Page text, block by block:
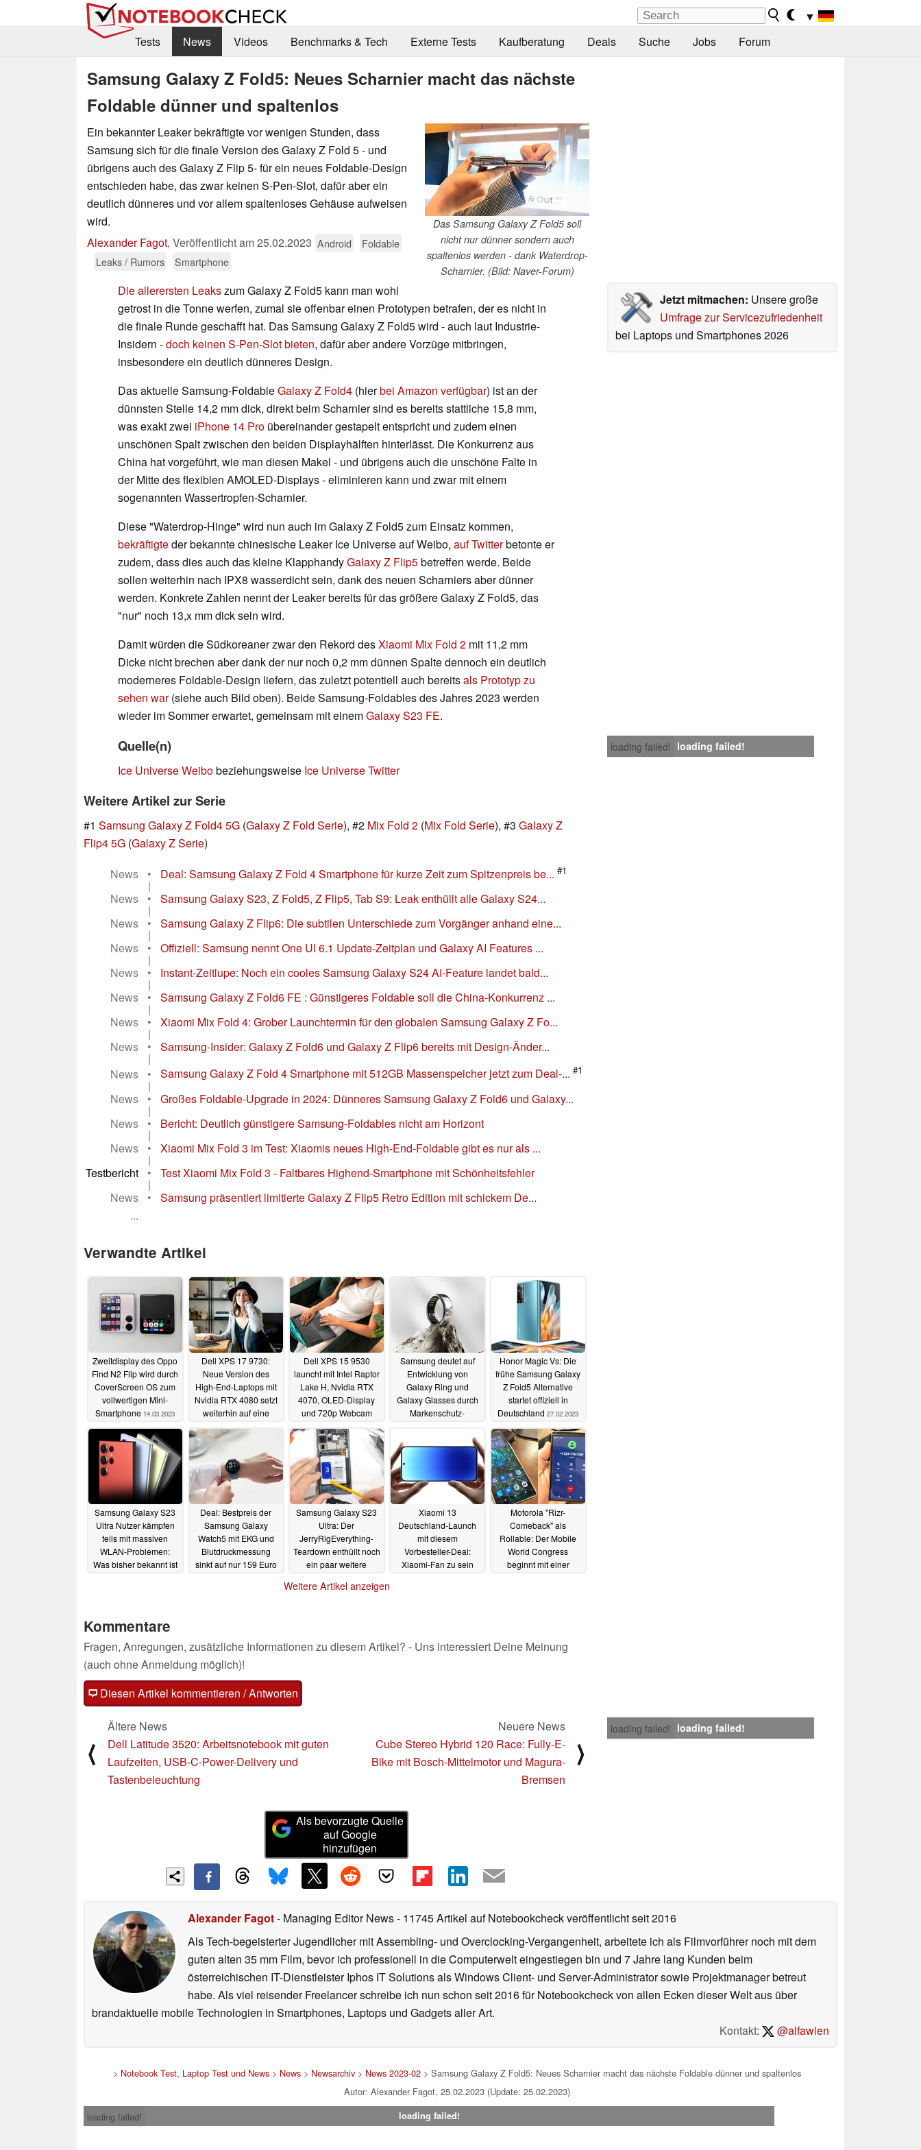
▼
Tests
News Videos Benchmarks & Tech Externe Tests Kaufberatung Deals Suche Jobs Forum
Samsung Galaxy Z Fold5: Neues Scharnier macht das nächste
Foldable dünner und spaltenlos
Das Samsung Galaxy Z Fold5 soll
nicht nur dünner sondern auch
spaltenlos werden - dank Waterdrop-
Scharnier. (Bild: Naver-Forum)
Ein bekannter Leaker bekräftigte vor wenigen Stunden, dass
Samsung sich für die finale Version des Galaxy Z Fold 5 - und
übrigens auch des Galaxy Z Flip 5- für ein neues Foldable-Design
entschieden habe, das zwar keinen S-Pen-Slot, dafür aber ein
deutlich dünneres und vor allem spaltenloses Gehäuse aufweisen
wird.
Alexander Fagot, Veröffentlicht am25.02.2023 Android
Foldable
Leaks / Rumors
Smartphone
Jetzt mitmachen: Unsere große
Umfrage zur Servicezufriedenheit
bei Laptops und Smartphones 2026
Die allerersten Leakszum Galaxy Z Fold5 kann man wohl
getrost in die Tonne werfen, zumal sie offenbar einen Prototypen betrafen, der es nicht in
die finale Runde geschafft hat. Das Samsung Galaxy Z Fold5 wird - auch laut Industrie-
Insidern -doch keinen S-Pen-Slot bieten, dafür aber andere Vorzüge mitbringen,
insbesondere ein deutlich dünneres Design.
Das aktuelle Samsung-FoldableGalaxy Z Fold4 (hierbei Amazon verfügbar) ist an der
dünnsten Stelle 14,2 mm dick, direkt beim Scharnier sind es bereits stattliche 15,8 mm,
was exakt zwei iPhone 14 Pro übereinander gestapelt entspricht und zudem einen
unschönen Spalt zwischen den beiden Displayhälften hinterlässt. Die Konkurrenz aus
China hat vorgeführt, wie man diesen Makel - und übrigens auch die unschöne Falte in
der Mitte des flexiblen AMOLED-Displays - eliminieren kann und zwar mit einem
sogenannten Wassertropfen-Scharnier.
Diese "Waterdrop-Hinge" wird nun auch im Galaxy Z Fold5 zum Einsatz kommen,
bekräftigteder bekannte chinesische Leaker Ice Universe auf Weibo, auf Twitterbetonte er
zudem, dass dies auch das kleine KlapphandyGalaxy Z Flip5betreffen werde. Beide
sollen weiterhin nach IPX8 wasserdicht sein, dank des neuen Scharniers aber dünner
werden. Konkrete Zahlen nennt der Leaker bereits für das größere Galaxy Z Fold5, das
"nur" noch 13,x mm dick sein wird.
Damit würden die Südkoreaner zwar den Rekord desXiaomi Mix Fold 2 mit 11,2 mm
Dicke nicht brechen aber dank der nur noch 0,2 mm dünnen Spalte dennoch ein deutlich
moderneres Foldable-Design liefern, das zuletzt potentiell auch bereitsals Prototyp zu
sehen war(siehe auch Bild oben). Beide Samsung-Foldables des Jahres 2023 werden
wieder im Sommer erwartet, gemeinsam mit einemGalaxy S23 FE.
loading failed! loading failed!
Quelle(n)
Ice Universe Weibobeziehungsweise Ice Universe Twitter
Weitere Artikel zur Serie
#1 Samsung Galaxy Z Fold4 5G (Galaxy Z Fold Serie), #2 Mix Fold 2 (Mix Fold Serie), #3 Galaxy Z
Flip4 5G (Galaxy Z Serie)
News
• Deal: Samsung Galaxy Z Fold 4 Smartphone für kurze Zeit zum Spitzenpreis be... #1
|
News
• Samsung Galaxy S23, Z Fold5, Z Flip5, Tab S9: Leak enthüllt alle Galaxy S24...
|
News
• Samsung Galaxy Z Flip6: Die subtilen Unterschiede zum Vorgänger anhand eine...
|
News
• Offiziell: Samsung nennt One UI 6.1 Update-Zeitplan und Galaxy AI Features ...
|
News
• Instant-Zeitlupe: Noch ein cooles Samsung Galaxy S24 AI-Feature landet bald...
|
News
• Samsung Galaxy Z Fold6 FE : Günstigeres Foldable soll die China-Konkurrenz ...
|
News
• Xiaomi Mix Fold 4: Grober Launchtermin für den globalen Samsung Galaxy Z Fo...
|
News
• Samsung-Insider: Galaxy Z Fold6 und Galaxy Z Flip6 bereits mit Design-Änder...
|
News
• Samsung Galaxy Z Fold 4 Smartphone mit 512GB Massenspeicher jetzt zum Deal-... #1
|
News
• Großes Foldable-Upgrade in 2024: Dünneres Samsung Galaxy Z Fold6 und Galaxy...
|
News
• Bericht: Deutlich günstigere Samsung-Foldables nicht am Horizont
|
News
• Xiaomi Mix Fold 3 im Test: Xiaomis neues High-End-Foldable gibt es nur als ...
|
Testbericht
• Test Xiaomi Mix Fold 3 - Faltbares Highend-Smartphone mit Schönheitsfehler
|
News
•
Samsung präsentiert limitierte Galaxy Z Flip5 Retro Edition mit schickem De...
...
Verwandte Artikel
Zweitdisplay des Oppo
Find N2 Flip wird durch
CoverScreen OS zum
vollwertigen Mini-
Smartphone 14.03.2023
Dell XPS 17 9730:
Neue Version des
High-End-Laptops mit
Nvidia RTX 4080 setzt
weiterhin auf eine
28.02.2023
Dell XPS 15 9530
launcht mit Intel Raptor
Lake H, Nvidia RTX
4070, OLED-Display
und 720p Webcam
28.02.2023
Samsung deutet auf
Entwicklung von
Galaxy Ring und
Galaxy Glasses durch
Markenschutz-
Honor Magic Vs: Die
frühe Samsung Galaxy
Z Fold5 Alternative
startet offiziell in
Deutschland 27.02.2023
Samsung Galaxy S23
Ultra Nutzer kämpfen
teils mit massiven
WLAN-Problemen:
Was bisher bekannt ist
Deal: Bestpreis der
Samsung Galaxy
Watch5 mit EKG und
Blutdruckmessung
sinkt auf nur 159 Euro
Samsung Galaxy S23
Ultra: Der
JerryRigEverything-
Teardown enthüllt noch
ein paar weitere
Inneren26.02.2023
Xiaomi 13
Deutschland-Launch
mit diesem
Vorbesteller-Deal:
Xiaomi-Fan zu sein
Motorola "Rizr-
Comeback" als
Rollable: Der Mobile
World Congress
beginnt mit einer
Weitere Artikel anzeigen
Kommentare
Fragen, Anregungen, zusätzliche Informationen zu diesem Artikel? - Uns interessiert Deine Meinung
(auch ohne Anmeldung möglich)!
Diesen Artikel kommentieren / Antworten
loading failed! loading failed!
⟨
Ältere News
Dell Latitude 3520: Arbeitsnotebook mit guten
Laufzeiten, USB-C-Power-Delivery und
Tastenbeleuchtung
Neuere News
Cube Stereo Hybrid 120 Race: Fully-E-
Bike mit Bosch-Mittelmotor und Magura-
Bremsen
⟩
Als bevorzugte Quelle
auf Google
hinzufügen
Alexander Fagot- Managing Editor News- 11745 Artikel auf Notebookcheck veröffentlichtseit 2016
Als Tech-begeisterter Jugendlicher mit Assembling- und Overclocking-Vergangenheit, arbeitete ich als Filmvorführer noch mit dem
guten alten 35 mm Film, bevor ich professionell in die Computerwelt eingestiegen bin und 7 Jahre lang Kunden beim
österreichischen IT-Dienstleister Iphos IT Solutions als Windows Client- und Server-Administrator sowie Projektmanager betreut
habe. Als viel reisender Freelancer schreibe ich nun schon seit 2016 für Notebookcheck von allen Ecken dieser Welt aus über
brandaktuelle mobile Technologien in Smartphones, Laptops und Gadgets aller Art.
Kontakt:
@alfawien
> Notebook Test, Laptop Test und News > News > Newsarchiv > News 2023-02 > Samsung Galaxy Z Fold5: Neues Scharnier macht das nächste Foldable dünner und spaltenlos
Autor: Alexander Fagot, 25.02.2023 (Update: 25.02.2023)
loading failed!
loading failed!